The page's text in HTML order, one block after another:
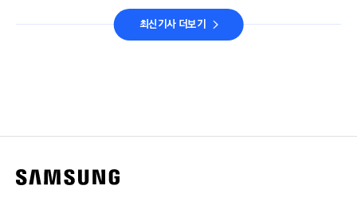
최신기사 더보기